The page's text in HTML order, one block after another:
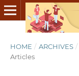
HOME / ARCHIVES /
Articles